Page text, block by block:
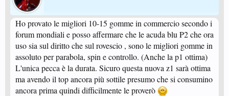
Ho provato le migliori 10-15 gomme in commercio secondo i
forum mondiali e posso affermare che le acuda blu P2 che ora
uso sia sul diritto che sul rovescio , sono le migliori gomme in
assoluto per parabola, spin e controllo. (Anche la p1 ottima)
L'unica pecca è la durata. Sicuro questa nuova z1 sarà ottima
ma avendo il top ancora più sottile presumo che si consumino
ancora prima quindi difficilmente le proverò